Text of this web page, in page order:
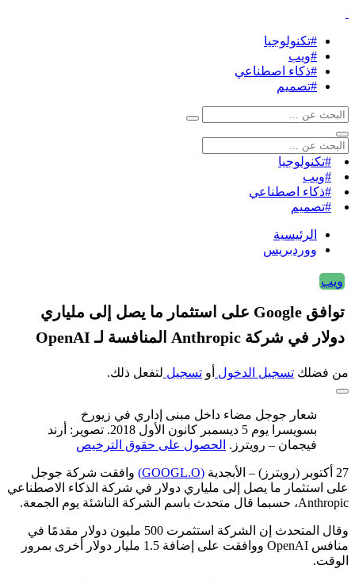
#تكنولوجيا
#ويب
#ذكاء اصطناعي
#تصميم
#تكنولوجيا
#ويب
#ذكاء اصطناعي
#تصميم
الرئيسية
ووردبريس
ويب
توافق Google على استثمار ما يصل إلى ملياري
دولار في شركة Anthropic المنافسة لـ OpenAI
من فضلك تسجيل الدخول أو تسجيل لتفعل ذلك.
شعار جوجل مضاء داخل مبنى إداري في زيورخ
بسويسرا يوم 5 ديسمبر كانون الأول 2018. تصوير: أرند
فيجمان – رويترز. الحصول على حقوق الترخيص
27 أكتوبر (رويترز) – الأبجدية (GOOGL.O)
وافقت شركة جوجل
على استثمار ما يصل إلى ملياري دولار في شركة الذكاء الاصطناعي
Anthropic، حسبما قال متحدث باسم الشركة الناشئة يوم الجمعة.
وقال المتحدث إن الشركة استثمرت 500 مليون دولار مقدمًا في
منافس OpenAI ووافقت على إضافة 1.5 مليار دولار أخرى بمرور
الوقت.